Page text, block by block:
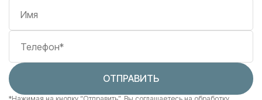
Имя
Телефон*
ОТПРАВИТЬ